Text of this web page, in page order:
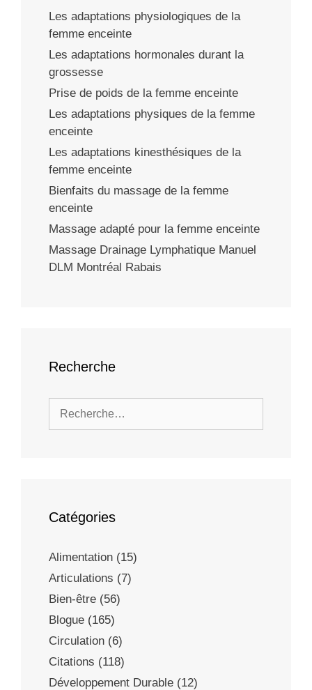
Les adaptations physiologiques de la
femme enceinte
Les adaptations hormonales durant la
grossesse
Prise de poids de la femme enceinte
Les adaptations physiques de la femme
enceinte
Les adaptations kinesthésiques de la
femme enceinte
Bienfaits du massage de la femme
enceinte
Massage adapté pour la femme enceinte
Massage Drainage Lymphatique Manuel
DLM Montréal Rabais
Recherche
Catégories
Alimentation (15)
Articulations (7)
Bien-être (56)
Blogue (165)
Circulation (6)
Citations (118)
Développement Durable (12)